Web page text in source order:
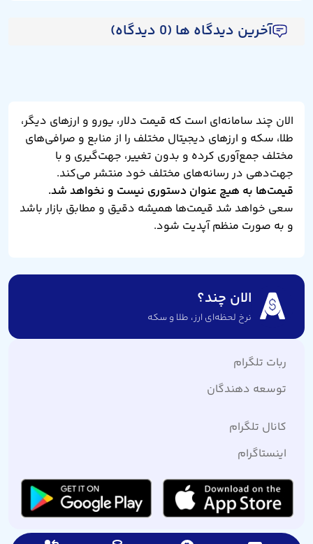
آخرین دیدگاه ها (0 دیدگاه)
الان چند سامانه‌ای است که قیمت دلار، یورو و ارزهای دیگر،
طلا، سکه و ارزهای دیجیتال مختلف را از منابع و صرافی‌های
مختلف جمع‌آوری کرده و بدون تغییر، جهت‌گیری و با
جهت‌دهی در رسانه‌های مختلف خود منتشر می‌کند.
قیمت‌ها به هیچ عنوان دستوری نیست و نخواهد شد.
سعی خواهد شد قیمت‌ها همیشه دقیق و مطابق بازار باشد
و به صورت منظم آپدیت شود.
الان چند؟
نرخ لحظه‌ای ارز،‌ طلا و سکه
ربات تلگرام
توسعه دهندگان
کانال تلگرام
اینستاگرام